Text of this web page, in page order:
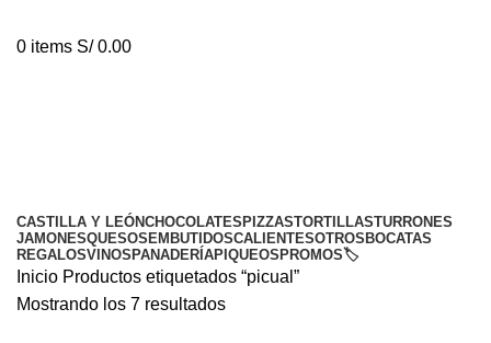
0 items S/0.00
CASTILLA Y LEÓNCHOCOLATES PIZZASTORTILLASTURRONES
JAMONESQUESOS EMBUTIDOSCALIENTESOTROS BOCATAS
REGALOSVINOS PANADERÍAPIQUEOS PROMOS🏷️
Inicio Productos etiquetados “picual”
Mostrando los 7 resultados